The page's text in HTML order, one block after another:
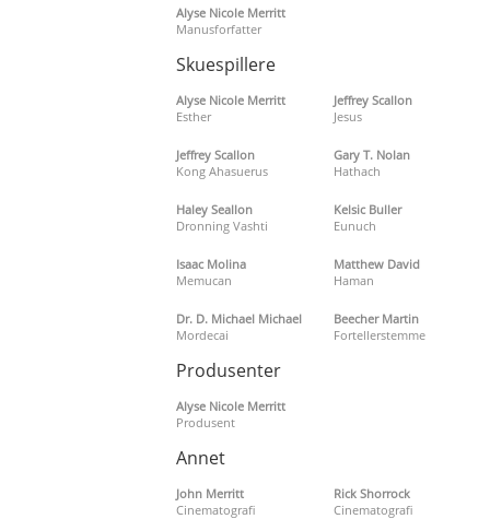
Alyse Nicole Merritt
Manusforfatter
Skuespillere
Alyse Nicole Merritt
Esther
Jeffrey Scallon
Jesus
Jeffrey Scallon
Kong Ahasuerus
Gary T. Nolan
Hathach
Haley Seallon
Dronning Vashti
Kelsic Buller
Eunuch
Isaac Molina
Memucan
Matthew David
Haman
Dr. D. Michael Michael
Mordecai
Beecher Martin
Fortellerstemme
Produsenter
Alyse Nicole Merritt
Produsent
Annet
John Merritt
Cinematografi
Rick Shorrock
Cinematografi